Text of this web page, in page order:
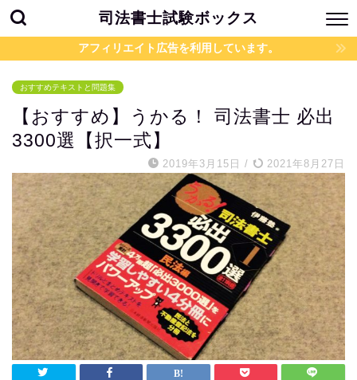
司法書士試験ボックス
アフィリエイト広告を利用しています。
おすすめテキストと問題集
【おすすめ】うかる！ 司法書士 必出
3300選【択一式】
2019年3月15日 / 2021年8月27日